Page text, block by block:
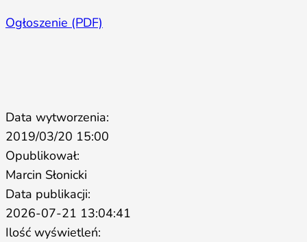
Ogłoszenie (PDF)
Data wytworzenia:
2019/03/20 15:00
Opublikował:
Marcin Słonicki
Data publikacji:
2026-07-21 13:04:41
Ilość wyświetleń: